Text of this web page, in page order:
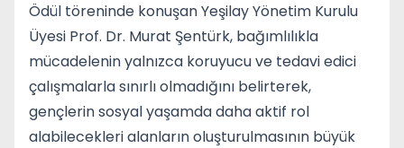
Ödül töreninde konuşan Yeşilay Yönetim Kurulu
Üyesi Prof. Dr. Murat Şentürk, bağımlılıkla
mücadelenin yalnızca koruyucu ve tedavi edici
çalışmalarla sınırlı olmadığını belirterek,
gençlerin sosyal yaşamda daha aktif rol
alabilecekleri alanların oluşturulmasının büyük